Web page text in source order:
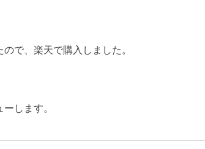
で、楽天で購入しました。
します。